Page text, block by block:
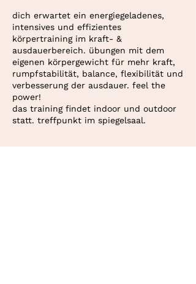
dich erwartet ein energiegeladenes,
intensives und effizientes
körpertraining im kraft- &
ausdauerbereich. übungen mit dem
eigenen körpergewicht für mehr kraft,
rumpfstabilität, balance, flexibilität und
verbesserung der ausdauer. feel the
power!
das training findet indoor und outdoor
statt. treffpunkt im spiegelsaal.
mitbringen:hallenschuhe sowie eine